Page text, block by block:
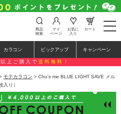
t
o
e
n
a
a
商品
検索
マイ
ページ
お気に
入り
カート
カラコン ピックアップ キャンペーン
上ご購入で 送料無料！
モテカラコン > Chu's me BLUE LIGHT SAVE メル
入り）